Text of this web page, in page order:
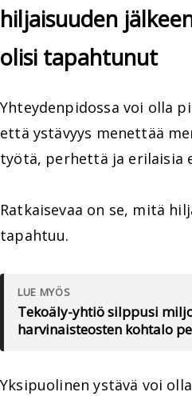
hiljaisuuden
olisi tapahtunut
Yhteydenpidossa voi olla
että ystävyys menettää
työtä, perhettä ja erilaisia
Ratkaisevaa on se, mitä
tapahtuu.
LUE MYÖS
Tekoäly-yhtiö silppusi
harvinaisteosten kohtalo
Yksipuolinen ystävä voi